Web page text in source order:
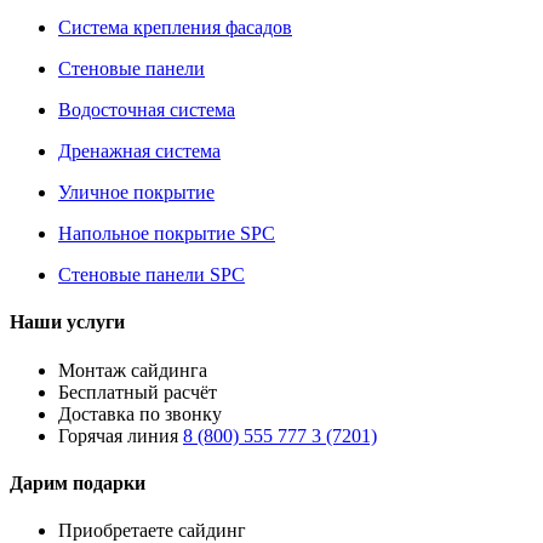
Система крепления фасадов
Стеновые панели
Водосточная система
Дренажная система
Уличное покрытие
Напольное покрытие SPC
Стеновые панели SPC
Наши услуги
Монтаж сайдинга
Бесплатный расчёт
Доставка по звонку
Горячая линия 8 (800) 555 777 3 (7201)
Дарим подарки
Приобретаете сайдинг